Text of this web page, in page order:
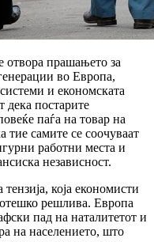
отвора прашањето за
во Европа,
и економската
дека постарите
паѓа на товар на
тие самите се соочуваат
работни места и
независност.
која економисти
решлива. Европа
пад на наталитетот и
на населението, што